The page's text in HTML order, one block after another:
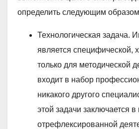
определить следующим
Технологическая задача.
является специфической,
только для методической
входит в набор
никакого другого
этой задачи заключается
отрефлексированной